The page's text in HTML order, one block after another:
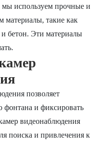
мы используем прочные и
материалы, такие как
бетон. Эти материалы
позволяет
фонтана и фиксировать
видеонаблюдения
поиска и привлечения к